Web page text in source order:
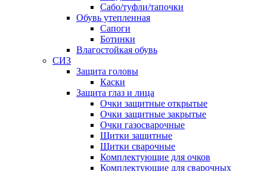
Сабо/туфли/тапочки
Обувь утепленная
Сапоги
Ботинки
Влагостойкая обувь
СИЗ
Защита головы
Каски
Защита глаз и лица
Очки защитные открытые
Очки защитные закрытые
Очки газосварочные
Щитки защитные
Щитки сварочные
Комплектующие для очков
Комплектующие для сварочных